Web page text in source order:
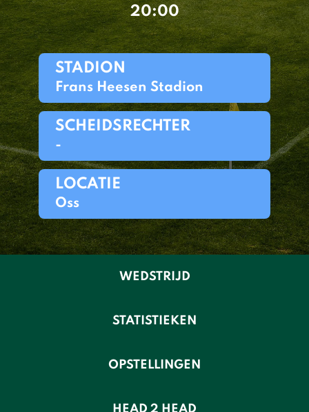
20:00
STADION
Frans Heesen Stadion
SCHEIDSRECHTER
-
LOCATIE
Oss
WEDSTRIJD
STATISTIEKEN
OPSTELLINGEN
HEAD 2 HEAD